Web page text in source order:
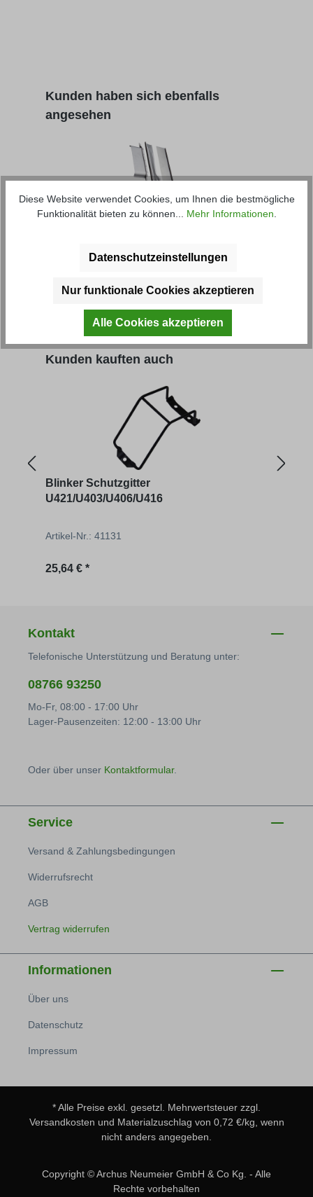
Produktgalerie überspringen
Kunden haben sich ebenfalls
angesehen
Fahrerhaus Doka U406/U416/U421
Artikel-Nr.: 41230
Regulärer Preis:
176,66 € *
Produktgalerie überspringen
Kunden kauften auch
Blinker Schutzgitter
U421/U403/U406/U416
Artikel-Nr.: 41131
Regulärer Preis:
25,64 € *
Kontakt
Telefonische Unterstützung und Beratung unter:
08766 93250
Mo-Fr, 08:00 - 17:00 Uhr
Lager-Pausenzeiten: 12:00 - 13:00 Uhr
Oder über unser Kontaktformular.
Service
Versand & Zahlungsbedingungen
Widerrufsrecht
AGB
Vertrag widerrufen
Informationen
Über uns
Datenschutz
Impressum
* Alle Preise exkl. gesetzl. Mehrwertsteuer zzgl.
Versandkosten und Materialzuschlag von 0,72 €/kg, wenn
nicht anders angegeben.
Copyright © Archus Neumeier GmbH & Co Kg. - Alle
Rechte vorbehalten
Diese Website verwendet Cookies, um Ihnen die bestmögliche
Funktionalität bieten zu können... Mehr Informationen
Datenschutzeinstellungen
Nur funktionale Cookies akzeptieren
Alle Cookies akzeptieren